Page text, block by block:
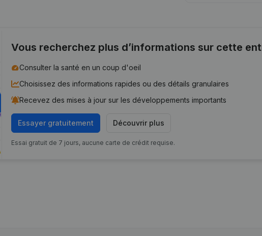
Vous recherchez plus d’informations sur cette
Consulter la santé en un coup d'oeil
Choisissez des informations rapides ou des détails granulaires
Recevez des mises à jour sur les développements importants
Essayer gratuitement Découvrir plus
Essai gratuit de 7 jours, aucune carte de crédit requise.